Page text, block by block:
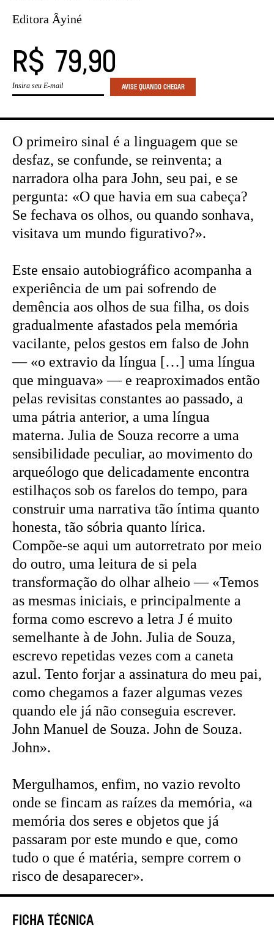
Editora Âyiné
R$ 79,90
Ficha Técnica
O primeiro sinal é a linguagem que se
desfaz, se confunde, se reinventa; a
narradora olha para John, seu pai, e se
pergunta: «O que havia em sua cabeça?
Se fechava os olhos, ou quando sonhava,
visitava um mundo figurativo?».
Este ensaio autobiográfico acompanha a
experiência de um pai sofrendo de
demência aos olhos de sua filha, os dois
gradualmente afastados pela memória
vacilante, pelos gestos em falso de John
— «o extravio da língua […] uma língua
que minguava» — e reaproximados então
pelas revisitas constantes ao passado, a
uma pátria anterior, a uma língua
materna. Julia de Souza recorre a uma
sensibilidade peculiar, ao movimento do
arqueólogo que delicadamente encontra
estilhaços sob os farelos do tempo, para
construir uma narrativa tão íntima quanto
honesta, tão sóbria quanto lírica.
Compõe-se aqui um autorretrato por meio
do outro, uma leitura de si pela
transformação do olhar alheio — «Temos
as mesmas iniciais, e principalmente a
forma como escrevo a letra J é muito
semelhante à de John. Julia de Souza,
escrevo repetidas vezes com a caneta
azul. Tento forjar a assinatura do meu pai,
como chegamos a fazer algumas vezes
quando ele já não conseguia escrever.
John Manuel de Souza. John de Souza.
John».
Mergulhamos, enfim, no vazio revolto
onde se fincam as raízes da memória, «a
memória dos seres e objetos que já
passaram por este mundo e que, como
tudo o que é matéria, sempre correm o
risco de desaparecer».